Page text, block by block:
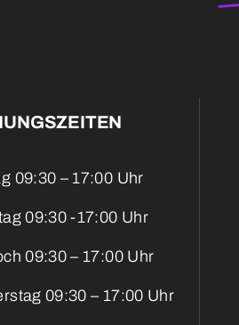
09:30 – 17:00 Uhr
09:30 -17:00 Uhr
09:30 – 17:00 Uhr
09:30 – 17:00 Uhr